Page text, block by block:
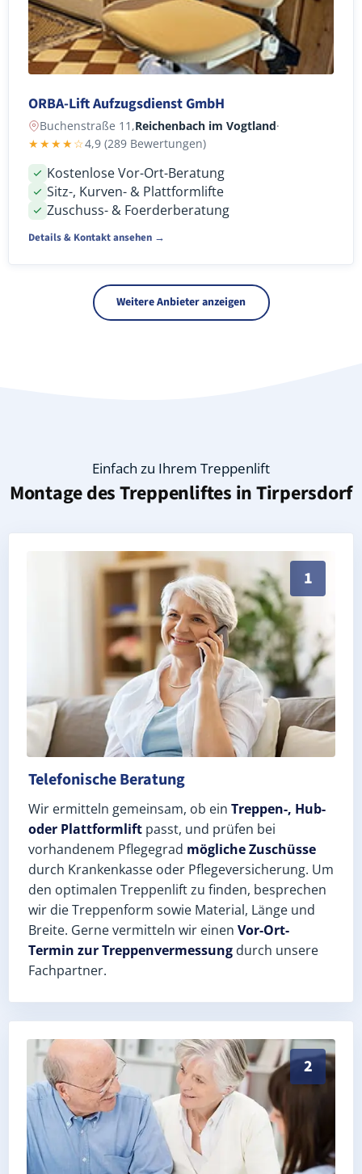
ORBA-Lift Aufzugsdienst GmbH
Buchenstraße 11,Reichenbach im Vogtland·
★★★★☆4,9 (289 Bewertungen)
Kostenlose Vor-Ort-Beratung
Sitz-, Kurven- & Plattformlifte
Zuschuss- & Foerderberatung
Details & Kontakt ansehen →
Weitere Anbieter anzeigen
Einfach zu Ihrem Treppenlift
Montage des Treppenliftes inTirpersdorf
1
Persönliche Treppenlift-Beratung in Tirpersdorf
Telefonische Beratung
Wir ermitteln gemeinsam, ob ein Treppen-, Hub-
oder Plattformlift passt, und prüfen bei
vorhandenem Pflegegrad mögliche Zuschüsse
durch Krankenkasse oder Pflegeversicherung. Um
den optimalen Treppenlift zu finden, besprechen
wir die Treppenform sowie Material, Länge und
Breite. Gerne vermitteln wir einen Vor-Ort-
Termin zur Treppenvermessung durch unsere
Fachpartner.
2
Exaktes Aufmaß in Tirpersdorf (Vogtlandkreis) –